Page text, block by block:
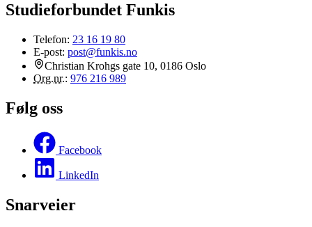
Studieforbundet Funkis
Telefon: 23 16 19 80
E-post: post@funkis.no
Christian Krohgs gate 10, 0186 Oslo
Org.nr.: 976 216 989
Følg oss
Facebook
LinkedIn
Snarveier